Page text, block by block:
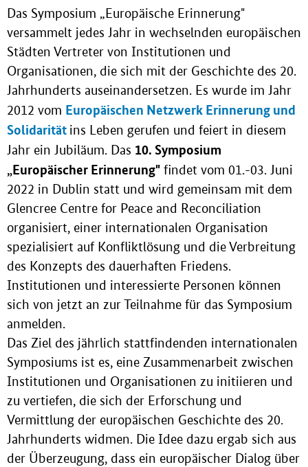
Das Symposium „Europäische Erinnerung"
versammelt jedes Jahr in wechselnden europäischen
Städten Vertreter von Institutionen und
Organisationen, die sich mit der Geschichte des 20.
Jahrhunderts auseinandersetzen. Es wurde im Jahr
2012 vom Europäischen Netzwerk Erinnerung und
Solidarität ins Leben gerufen und feiert in diesem
Jahr ein Jubiläum. Das 10. Symposium
„Europäischer Erinnerung" findet vom 01.-03. Juni
2022 in Dublin statt und wird gemeinsam mit dem
Glencree Centre for Peace and Reconciliation
organisiert, einer internationalen Organisation
spezialisiert auf Konfliktlösung und die Verbreitung
des Konzepts des dauerhaften Friedens.
Institutionen und interessierte Personen können
sich von jetzt an zur Teilnahme für das Symposium
anmelden.
Das Ziel des jährlich stattfindenden internationalen
Symposiums ist es, eine Zusammenarbeit zwischen
Institutionen und Organisationen zu initiieren und
zu vertiefen, die sich der Erforschung und
Vermittlung der europäischen Geschichte des 20.
Jahrhunderts widmen. Die Idee dazu ergab sich aus
der Überzeugung, dass ein europäischer Dialog über